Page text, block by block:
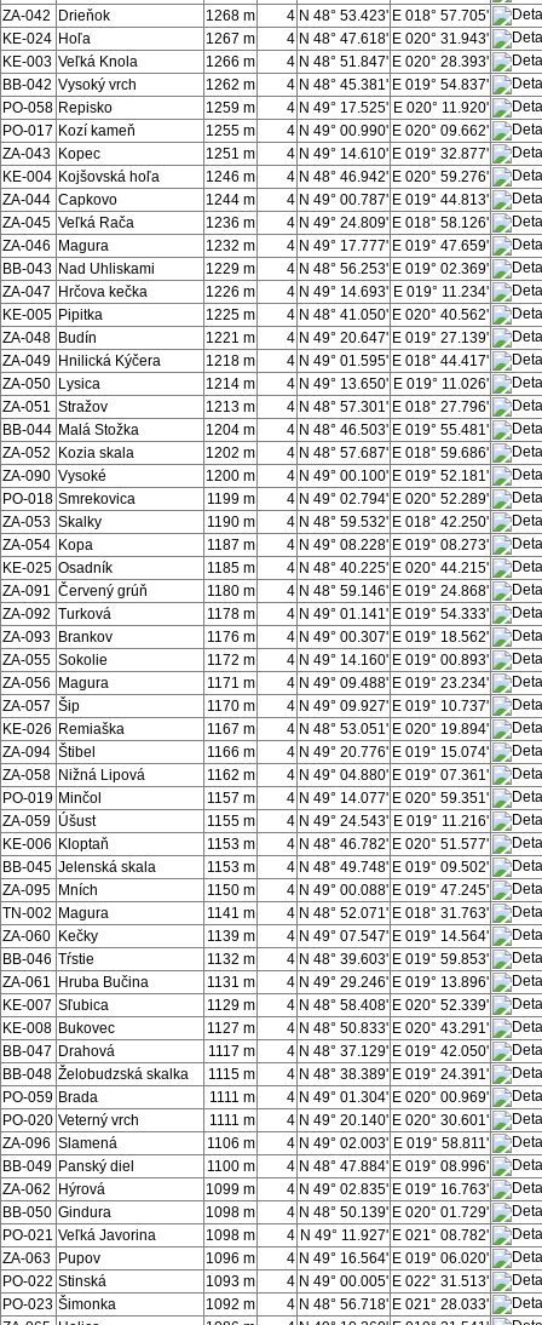
ZA-042
Drieňok 1268 m 4 N 48° 53.423' E 018° 57.705'
KE-024 Hoľa 1267 m 4 N 48° 47.618' E 020° 31.943'
KE-003 Veľká Knola 1266 m 4 N 48° 51.847' E 020° 28.393'
BB-042 Vysoký vrch 1262 m 4 N 48° 45.381' E 019° 54.837'
PO-058 Repisko 1259 m 4 N 49° 17.525' E 020° 11.920'
PO-017 Kozí kameň 1255 m 4 N 49° 00.990' E 020° 09.662'
ZA-043 Kopec 1251 m 4 N 49° 14.610' E 019° 32.877'
KE-004 Kojšovská hoľa 1246 m 4 N 48° 46.942' E 020° 59.276'
ZA-044 Capkovo 1244 m 4 N 49° 00.787' E 019° 44.813'
ZA-045 Veľká Rača 1236 m 4 N 49° 24.809' E 018° 58.126'
ZA-046
Magura 1232 m 4 N 49° 17.777' E 019° 47.659'
BB-043 Nad Uhliskami 1229 m 4 N 48° 56.253' E 019° 02.369'
ZA-047
Hrčova kečka 1226 m 4 N 49° 14.693' E 019° 11.234'
KE-005 Pipitka 1225 m 4 N 48° 41.050' E 020° 40.562'
ZA-048 Budín 1221 m 4 N 49° 20.647' E 019° 27.139'
ZA-049 Hnilická Kýčera 1218 m 4 N 49° 01.595' E 018° 44.417'
ZA-050 Lysica 1214 m 4 N 49° 13.650' E 019° 11.026'
ZA-051 Stražov 1213 m 4 N 48° 57.301' E 018° 27.796'
BB-044 Malá Stožka 1204 m 4 N 48° 46.503' E 019° 55.481'
ZA-052
Kozia skala 1202 m 4 N 48° 57.687' E 018° 59.686'
ZA-090 Vysoké 1200 m 4 N 49° 00.100' E 019° 52.181'
PO-018 Smrekovica 1199 m 4 N 49° 02.794' E 020° 52.289'
ZA-053 Skalky 1190 m 4 N 48° 59.532' E 018° 42.250'
ZA-054 Kopa 1187 m 4 N 49° 08.228' E 019° 08.273'
KE-025 Osadník 1185 m 4 N 48° 40.225' E 020° 44.215'
ZA-091 Červený grúň 1180 m 4 N 48° 59.146' E 019° 24.868'
ZA-092 Turková 1178 m 4 N 49° 01.141' E 019° 54.333'
ZA-093 Brankov 1176 m 4 N 49° 00.307' E 019° 18.562'
ZA-055 Sokolie 1172 m 4 N 49° 14.160' E 019° 00.893'
ZA-056
Magura 1171 m 4 N 49° 09.488' E 019° 23.234'
ZA-057 Šip 1170 m 4 N 49° 09.927' E 019° 10.737'
KE-026 Remiaška 1167 m 4 N 48° 53.051' E 020° 19.894'
ZA-094 Štibel 1166 m 4 N 49° 20.776' E 019° 15.074'
ZA-058 Nižná Lipová 1162 m 4 N 49° 04.880' E 019° 07.361'
PO-019 Minčol 1157 m 4 N 49° 14.077' E 020° 59.351'
ZA-059 Úšust 1155 m 4 N 49° 24.543' E 019° 11.216'
KE-006 Kloptaň 1153 m 4 N 48° 46.782' E 020° 51.577'
BB-045 Jelenská skala 1153 m 4 N 48° 49.748' E 019° 09.502'
ZA-095 Mních 1150 m 4 N 49° 00.088' E 019° 47.245'
TN-002 Magura 1141 m 4 N 48° 52.071' E 018° 31.763'
ZA-060 Kečky 1139 m 4 N 49° 07.547' E 019° 14.564'
BB-046 Tŕstie 1132 m 4 N 48° 39.603' E 019° 59.853'
ZA-061
Hruba Bučina 1131 m 4 N 49° 29.246' E 019° 13.896'
KE-007 Sľubica 1129 m 4 N 48° 58.408' E 020° 52.339'
KE-008 Bukovec 1127 m 4 N 48° 50.833' E 020° 43.291'
BB-047 Drahová 1117 m 4 N 48° 37.129' E 019° 42.050'
BB-048 Želobudzská skalka 1115 m 4 N 48° 38.389' E 019° 24.391'
PO-059 Brada 1111 m 4 N 49° 01.304' E 020° 00.969'
PO-020 Veterný vrch 1111 m 4 N 49° 20.140' E 020° 30.601'
ZA-096 Slamená 1106 m 4 N 49° 02.003' E 019° 58.811'
BB-049 Panský diel 1100 m 4 N 48° 47.884' E 019° 08.996'
ZA-062
Hýrová 1099 m 4 N 49° 02.835' E 019° 16.763'
BB-050 Gindura 1098 m 4 N 48° 50.139' E 020° 01.729'
PO-021 Veľká Javorina 1098 m 4 N 49° 11.927' E 021° 08.782'
ZA-063 Pupov 1096 m 4 N 49° 16.564' E 019° 06.020'
PO-022 Stinská 1093 m 4 N 49° 00.005' E 022° 31.513'
PO-023 Šimonka 1092 m 4 N 48° 56.718' E 021° 28.033'